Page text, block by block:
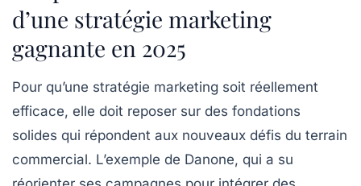
d’une stratégie marketing
gagnante en 2025
Pour qu’une stratégie marketing soit réellement
efficace, elle doit reposer sur des fondations
solides qui répondent aux nouveaux défis du terrain
commercial. L’exemple de Danone, qui a su